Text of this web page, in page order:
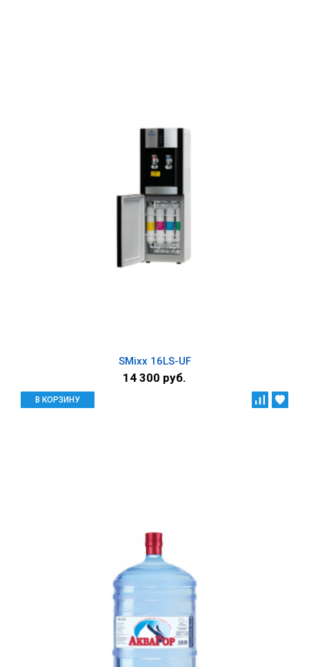
SMixx 16LS-UF
14 300 руб.
В КОРЗИНУ